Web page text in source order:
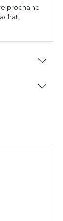
prochaine